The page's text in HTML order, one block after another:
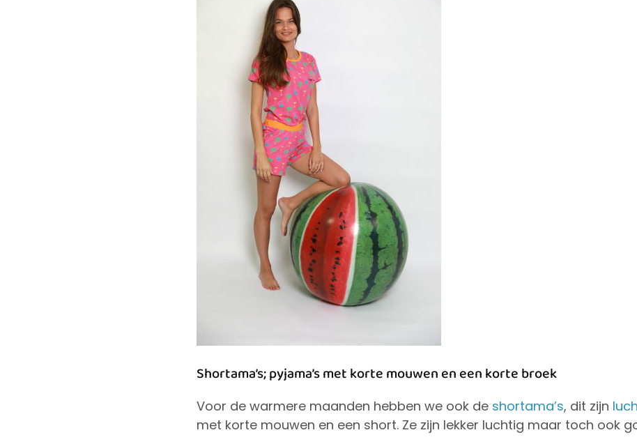
Shortama’s; pyjama’s met korte mouwen en een korte broek
Voor de warmere maanden hebben we ook de shortama’s, dit zijn
met korte mouwen en een short. Ze zijn lekker luchtig maar toch ook